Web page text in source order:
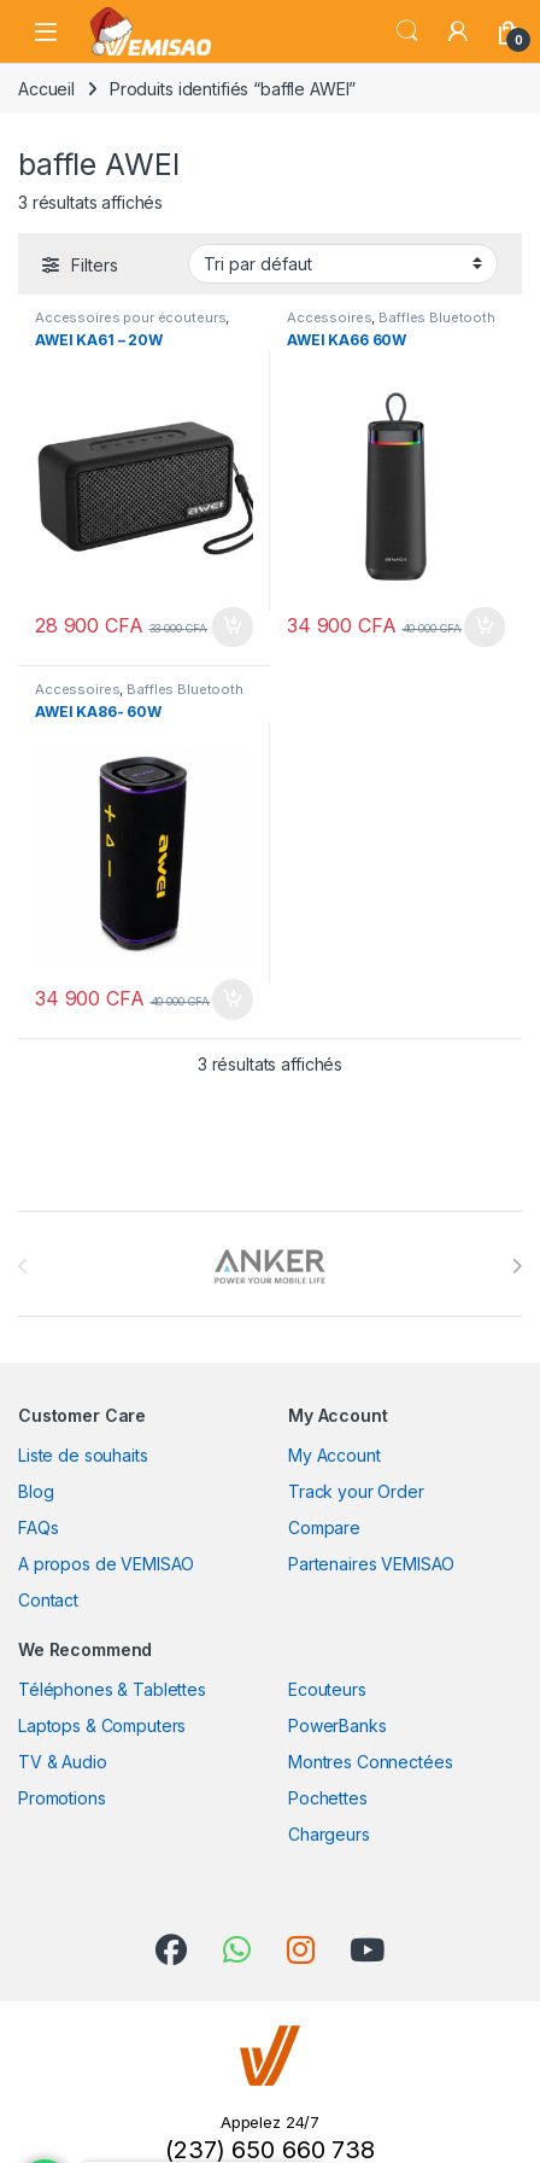
Skip to navigation
Skip to content
Open 0
Accueil Produits identifiés “baffle AWEI”
baffle AWEI
3 résultats affichés
Filters
Accessoires pour écouteurs
Baffles Bluetooth
AWEI KA61 – 20W
28 900CFA 33 000CFA
Accessoires Baffles Bluetooth
AWEI KA66 60W
34 900CFA 40 000CFA
Accessoires, Baffles Bluetooth
AWEI KA86- 60W
34 900CFA 40 000CFA
3 résultats affichés
Customer Care
Liste de souhaits
Blog
FAQs
A propos de VEMISAO
Contact
My Account
My Account
Track your Order
Compare
Partenaires VEMISAO
We Recommend
Téléphones & Tablettes
Laptops & Computers
TV & Audio
Promotions
Ecouteurs
PowerBanks
Montres Connectées
Pochettes
Chargeurs
Appelez 24/7
(237) 650 660 738